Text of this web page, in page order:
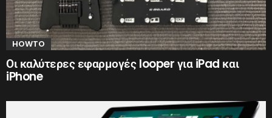
HOWTO
Οι καλύτερες εφαρμογές looper για iPad και
iPhone